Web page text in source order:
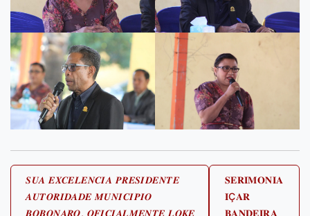
Post
navigation
𝑺𝑼𝑨 𝑬𝑿𝑪𝑬𝑳𝑬𝑵𝑪𝑰𝑨 𝑷𝑹𝑬𝑺𝑰𝑫𝑬𝑵𝑻𝑬
𝑨𝑼𝑻𝑶𝑹𝑰𝑫𝑨𝑫𝑬 𝑴𝑼𝑵𝑰𝑪𝑰𝑷𝑰𝑶
𝑩𝑶𝑩𝑶𝑵𝑨𝑹𝑶, 𝑶𝑭𝑰𝑪𝑰𝑨𝑳𝑴𝑬𝑵𝑻𝑬 𝑳𝑶𝑲𝑬
𝐒𝐄𝐑𝐈𝐌𝐎𝐍𝐈𝐀
𝐈Ҫ𝐀𝐑
𝐁𝐀𝐍𝐃𝐄𝐈𝐑𝐀